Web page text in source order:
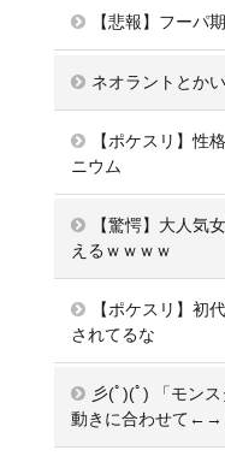
【悲報】フーパ
ネオラントとか
【ポケスリ】性
ニウム
【驚愕】大人気
えるｗｗｗｗ
【ポケスリ】初
されてるな
彡(ﾟ)(ﾟ) 「モン
動きに合わせて←→